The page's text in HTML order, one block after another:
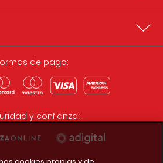
de pago:
y confianza: